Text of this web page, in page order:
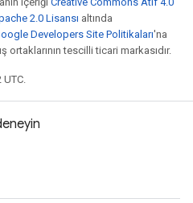
2.0 Lisansı altında
Developers Site Politikaları'na
ortaklarının tescilli ticari markasıdır.
UTC.